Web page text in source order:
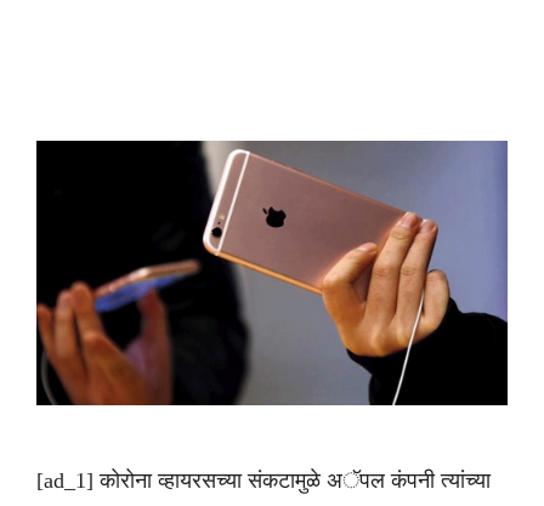
[ad_1] कोरोना व्हायरसच्या संकटामुळे अॅपल कंपनी त्यांच्या